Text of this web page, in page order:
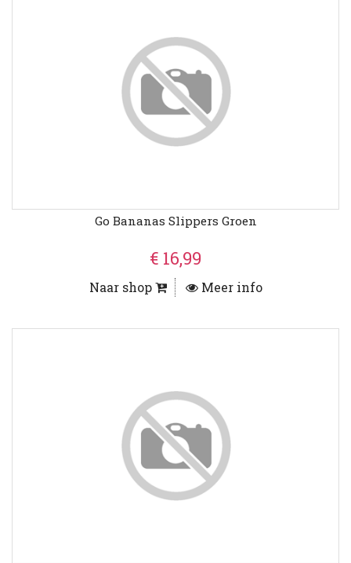
Go Bananas Slippers Groen
€ 16,99
Naar shop Meer info